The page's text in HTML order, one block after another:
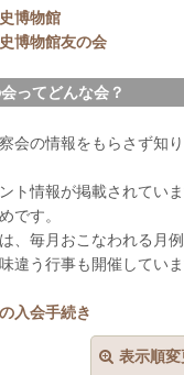
博物館
博物館友の会
ってどんな会？
会の情報をもらさず知
ト情報が掲載されていま
です。
、毎月おこなわれる月
違う行事も開催していま
入会手続き
表示順変